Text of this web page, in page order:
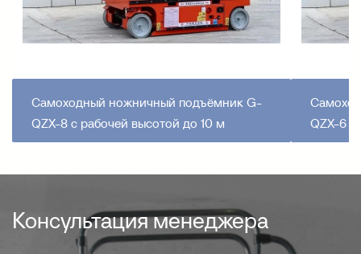
Самоходный ножничный подъёмник G-
QZX-8 с рабочей высотой до 10 м
QZX-6 с
Консультация менеджера